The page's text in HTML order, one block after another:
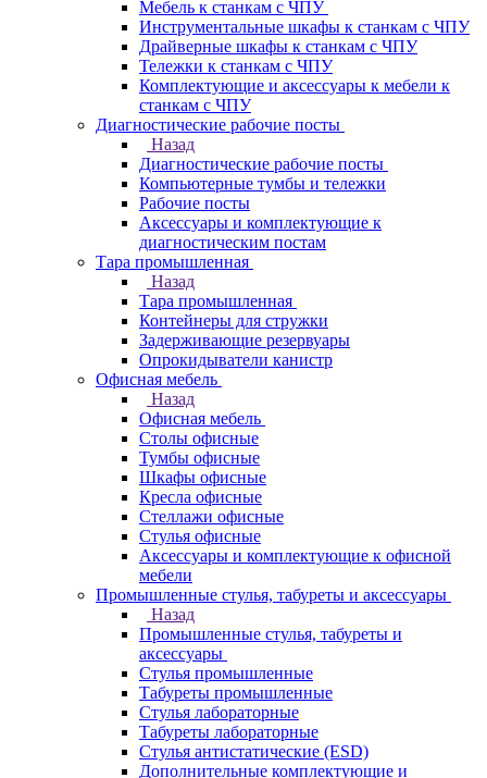
Мебель к станкам с ЧПУ
Инструментальные шкафы к станкам с ЧПУ
Драйверные шкафы к станкам с ЧПУ
Тележки к станкам с ЧПУ
Комплектующие и аксессуары к мебели к
станкам с ЧПУ
Диагностические рабочие посты
Назад
Диагностические рабочие посты
Компьютерные тумбы и тележки
Рабочие посты
Аксессуары и комплектующие к
диагностическим постам
Тара промышленная
Назад
Тара промышленная
Контейнеры для стружки
Задерживающие резервуары
Опрокидыватели канистр
Офисная мебель
Назад
Офисная мебель
Столы офисные
Тумбы офисные
Шкафы офисные
Кресла офисные
Стеллажи офисные
Стулья офисные
Аксессуары и комплектующие к офисной
мебели
Промышленные стулья, табуреты и аксессуары
Назад
Промышленные стулья, табуреты и
аксессуары
Стулья промышленные
Табуреты промышленные
Стулья лабораторные
Табуреты лабораторные
Стулья антистатические (ESD)
Дополнительные комплектующие и